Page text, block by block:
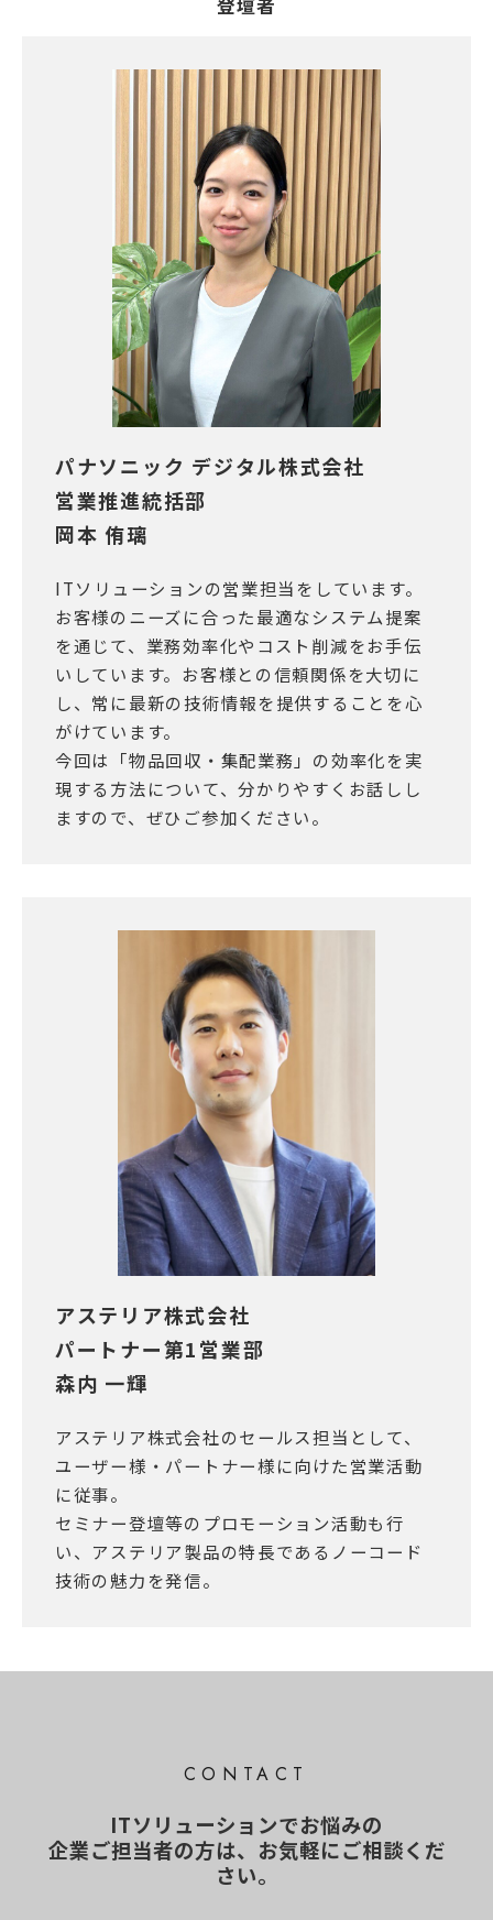
パナソニック デジタル株式会社
営業推進統括部
岡本 侑璃
ITソリューションの営業担当をしています。
お客様のニーズに合った最適なシステム提案
を通じて、業務効率化やコスト削減をお手伝
いしています。お客様との信頼関係を大切に
し、常に最新の技術情報を提供することを心
がけています。
今回は「物品回収・集配業務」の効率化を実
現する方法について、分かりやすくお話しし
ますので、ぜひご参加ください。
アステリア株式会社
パートナー第1営業部
森内 一輝
アステリア株式会社のセールス担当として、
ユーザー様・パートナー様に向けた営業活動
に従事。
セミナー登壇等のプロモーション活動も行
い、アステリア製品の特長であるノーコード
技術の魅力を発信。
CONTACT
ITソリューションでお悩みの
企業ご担当者の方は、お気軽にご相談くだ
さい。